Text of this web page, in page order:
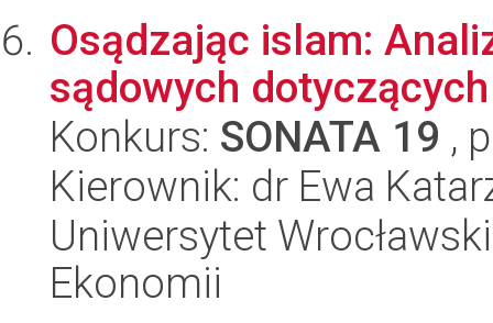
Osądzając islam:
sądowych
Konkurs: SONATA 19 ,
Kierownik: dr Ewa
Uniwersytet
Ekonomii